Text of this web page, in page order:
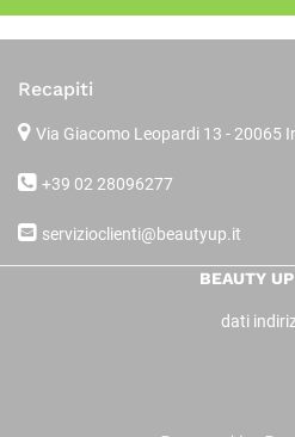
Recapiti
Via Giacomo Leopardi 13 - 20065
+39 02 28096277
servizioclienti@beautyup.it
BEAUTY
dati